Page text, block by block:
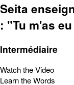
Seita
: "Tu m'as
Intermédiaire
Watch the Video
Learn the Words